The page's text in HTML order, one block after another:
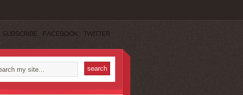
SUBSCRIBE FACEBOOK TWITTER